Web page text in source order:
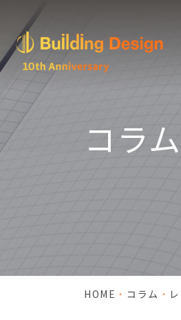
コラム
HOME コラム